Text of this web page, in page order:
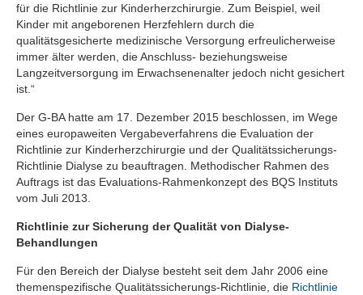
für die Richtlinie zur Kinderherzchirurgie. Zum Beispiel, weil
Kinder mit angeborenen Herzfehlern durch die
qualitätsgesicherte medizinische Versorgung erfreulicherweise
immer älter werden, die Anschluss- beziehungsweise
Langzeitversorgung im Erwachsenenalter jedoch nicht gesichert
ist.“
Der G-BA hatte am 17. Dezember 2015 beschlossen, im Wege
eines europaweiten Vergabeverfahrens die Evaluation der
Richtlinie zur Kinderherzchirurgie und der Qualitätssicherungs-
Richtlinie Dialyse zu beauftragen. Methodischer Rahmen des
Auftrags ist das Evaluations-Rahmenkonzept des BQS Instituts
vom Juli 2013.
Richtlinie zur Sicherung der Qualität von Dialyse-
Behandlungen
Für den Bereich der Dialyse besteht seit dem Jahr 2006 eine
themenspezifische Qualitätssicherungs-Richtlinie, die Richtlinie